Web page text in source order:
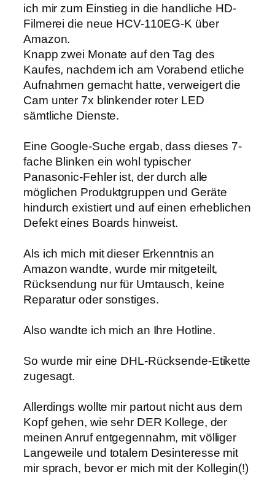
ich mir zum Einstieg in die handliche HD-
Filmerei die neue HCV-110EG-K über
Amazon.
Knapp zwei Monate auf den Tag des
Kaufes, nachdem ich am Vorabend etliche
Aufnahmen gemacht hatte, verweigert die
Cam unter 7x blinkender roter LED
sämtliche Dienste.
Eine Google-Suche ergab, dass dieses 7-
fache Blinken ein wohl typischer
Panasonic-Fehler ist, der durch alle
möglichen Produktgruppen und Geräte
hindurch existiert und auf einen erheblichen
Defekt eines Boards hinweist.
Als ich mich mit dieser Erkenntnis an
Amazon wandte, wurde mir mitgeteilt,
Rücksendung nur für Umtausch, keine
Reparatur oder sonstiges.
Also wandte ich mich an Ihre Hotline.
So wurde mir eine DHL-Rücksende-Etikette
zugesagt.
Allerdings wollte mir partout nicht aus dem
Kopf gehen, wie sehr DER Kollege, der
meinen Anruf entgegennahm, mit völliger
Langeweile und totalem Desinteresse mit
mir sprach, bevor er mich mit der Kollegin(!)